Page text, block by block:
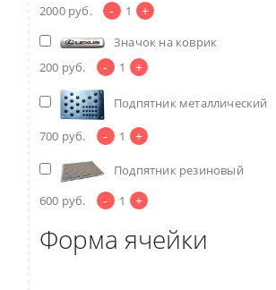
2000 руб. - 1 +
Значок на коврик
200 руб. - 1 +
Подпятник металлический
700 руб. - 1 +
Подпятник резиновый
600 руб. - 1 +
Форма ячейки